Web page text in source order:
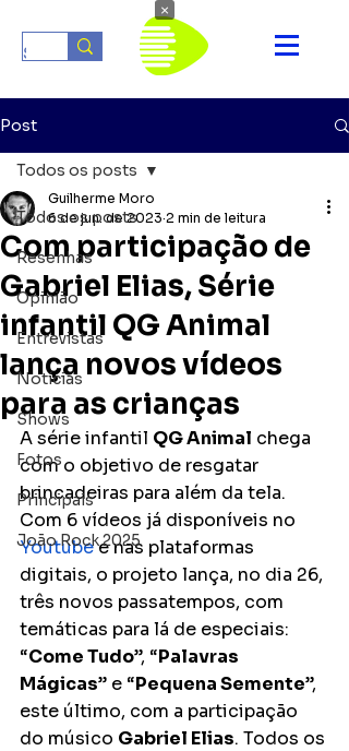
Post
Todos os posts
Resenhas
Opinião
Entrevistas
Notícias
Shows
Fotos
Principais
João Rock 2025
Todos os posts
Com participação de
Gabriel Elias, Série
infantil QG Animal
lança novos vídeos
para as crianças
Guilherme Moro
6 de jun. de 2023 2 min de leitura
A série infantil QG Animal chega
com o objetivo de resgatar
brincadeiras para além da tela.
Com 6 vídeos já disponíveis no
Youtube e nas plataformas
digitais, o projeto lança, no dia 26,
três novos passatempos, com
temáticas para lá de especiais:
“Come Tudo”, “Palavras
Mágicas” e “Pequena Semente”,
este último, com a participação
do músico Gabriel Elias. Todos os
×